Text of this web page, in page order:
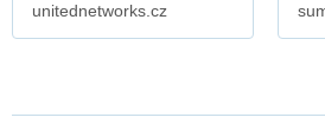
unitednetworks.cz